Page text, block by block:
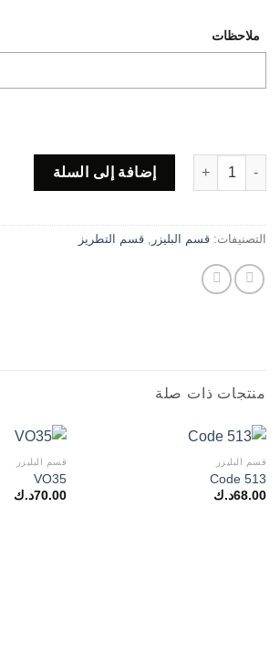
ملاحظات
إضافة إلى السلة
التصنيفات: قسم البليزر قسم التطريز
منتجات ذات صلة
قسم البليزر
Code 513
68.00د.ك
قسم البليزر
VO35
70.00د.ك